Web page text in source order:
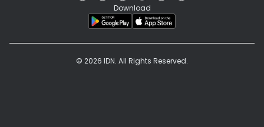
Download
© 2026 IDN. All Rights Reserved.